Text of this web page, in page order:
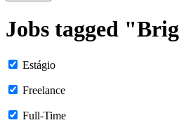
Jobs tagged
Estágio
Freelance
Full-Time